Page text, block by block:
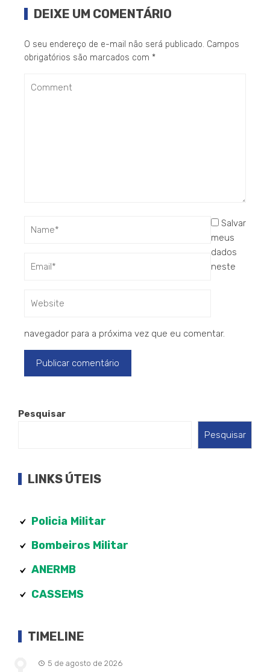
DEIXE UM COMENTÁRIO
O seu endereço de e-mail não será publicado. Campos
obrigatórios são marcados com *
Salvar
meus
dados
neste
navegador para a próxima vez que eu comentar.
Pesquisar
Pesquisar
LINKS ÚTEIS
Policia Militar
Bombeiros Militar
ANERMB
CASSEMS
TIMELINE
5 de agosto de 2026